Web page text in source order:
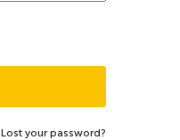
Lost your password?